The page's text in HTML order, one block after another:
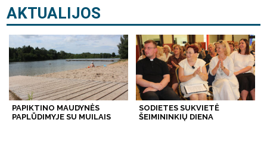
AKTUALIJOS
PAPIKTINO MAUDYNĖS
PAPLŪDIMYJE SU MUILAIS
SODIETES SUKVIETĖ
ŠEIMININKIŲ DIENA